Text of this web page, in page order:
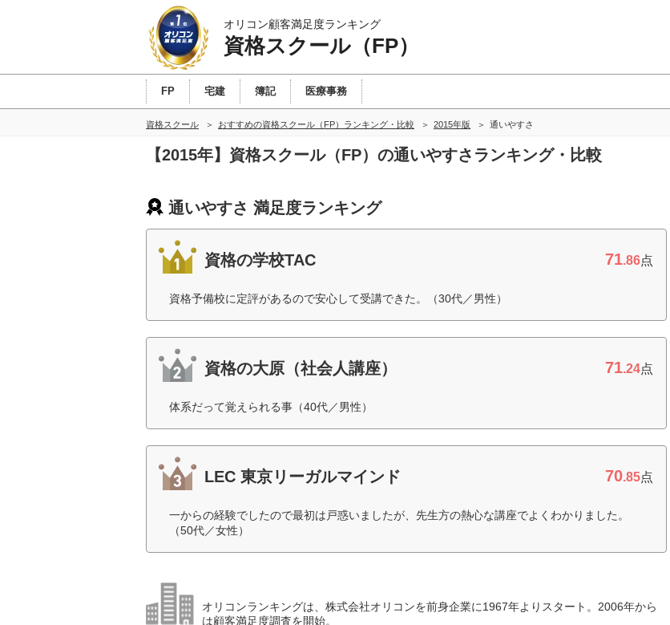
オリコン顧客満足度ランキング
資格スクール（FP）
FP 宅建 簿記 医療事務
資格スクール おすすめの資格スクール（FP）ランキング・比較 2015年版 通いやすさ
【2015年】資格スクール（FP）の通いやすさランキング・比較
通いやすさ 満足度ランキング
資格の学校TAC 71.86点
資格予備校に定評があるので安心して受講できた。（30代／男性）
資格の大原（社会人講座） 71.24点
体系だって覚えられる事（40代／男性）
LEC 東京リーガルマインド 70.85点
一からの経験でしたので最初は戸惑いましたが、先生方の熱心な講座でよくわかりました。
（50代／女性）
オリコンランキングは、株式会社オリコンを前身企業に1967年よりスタート。2006年から
は顧客満足度調査を開始。